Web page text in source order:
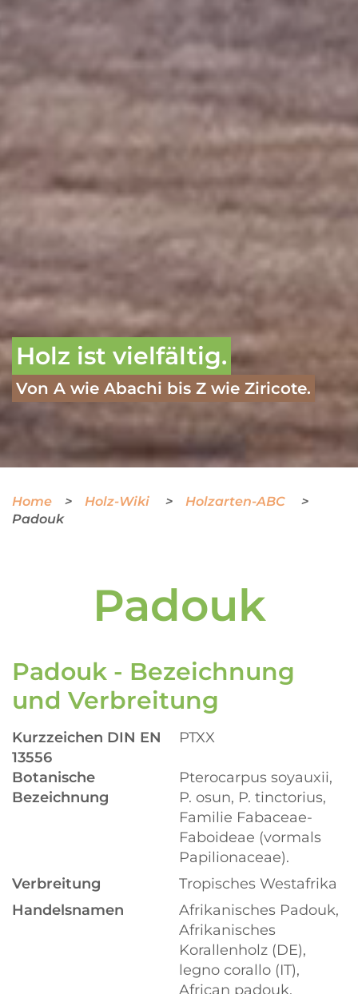
Holz ist vielfältig.
Von A wie Abachi bis Z wie Ziricote.
Home Holz-Wiki
Holzarten-ABC
Padouk
Padouk
Padouk - Bezeichnung
und Verbreitung
Kurzzeichen DIN EN
13556
PTXX
Botanische
Bezeichnung
Pterocarpus soyauxii,
P. osun, P. tinctorius,
Familie Fabaceae-
Faboideae (vormals
Papilionaceae).
Verbreitung
Tropisches Westafrika
Handelsnamen
Afrikanisches Padouk,
Afrikanisches
Korallenholz (DE),
legno corallo (IT),
African padouk,